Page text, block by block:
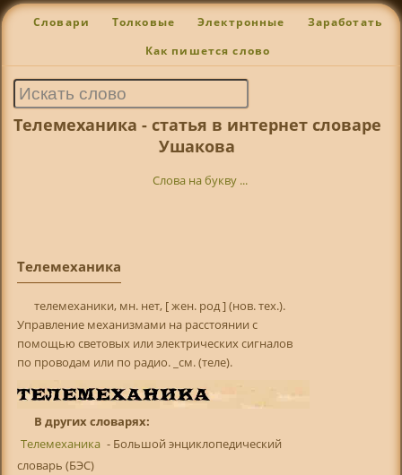
Словари Толковые Электронные Заработать
Как пишется слово
Телемеханика - статья в интернет словаре
Ушакова
Слова на букву ...
Телемеханика
телемеханики, мн. нет, [ жен. род ] (нов. тех.).
Управление механизмами на расстоянии с
помощью световых или электрических сигналов
по проводам или по радио. _см. (теле).
В других словарях:
Телемеханика - Большой энциклопедический
словарь (БЭС)